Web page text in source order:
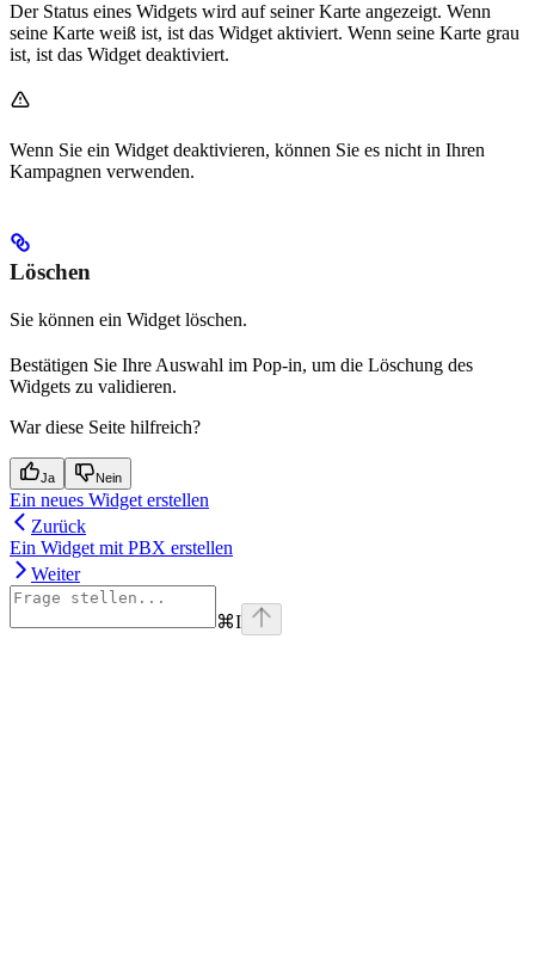
Der Status eines Widgets wird auf seiner Karte angezeigt. Wenn
seine Karte weiß ist, ist das Widget aktiviert. Wenn seine Karte grau
ist, ist das Widget deaktiviert.
Wenn Sie ein Widget deaktivieren, können Sie es nicht in Ihren
Kampagnen verwenden.
Löschen
Sie können ein Widget löschen.
Bestätigen Sie Ihre Auswahl im Pop-in, um die Löschung des
Widgets zu validieren.
War diese Seite hilfreich?
Ja Nein
Ein neues Widget erstellen
Zurück
Ein Widget mit PBX erstellen
Weiter
⌘I